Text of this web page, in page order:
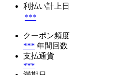
利払い計上日
***
クーポン頻度
*** 年間回数
支払通貨
***